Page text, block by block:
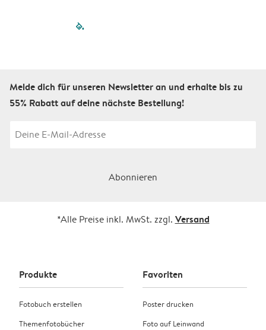
filled-pagination
Melde dich für unseren Newsletter an und erhalte bis zu
55% Rabatt auf deine nächste Bestellung!
Abonnieren
*Alle Preise inkl. MwSt. zzgl. Versand
Produkte
Fotobuch erstellen
Themenfotobücher
Favoriten
Poster drucken
Foto auf Leinwand